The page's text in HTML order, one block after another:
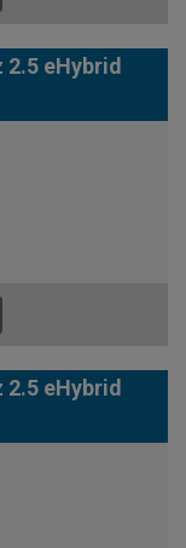
2.5 eHybrid
2.5 eHybrid